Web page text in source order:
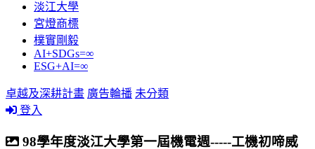
淡江大學
宮燈商標
樸實剛毅
AI+SDGs=∞
ESG+AI=∞
卓越及深耕計畫 廣告輪播 未分類
登入
98學年度淡江大學第一屆機電週-----工機初啼威